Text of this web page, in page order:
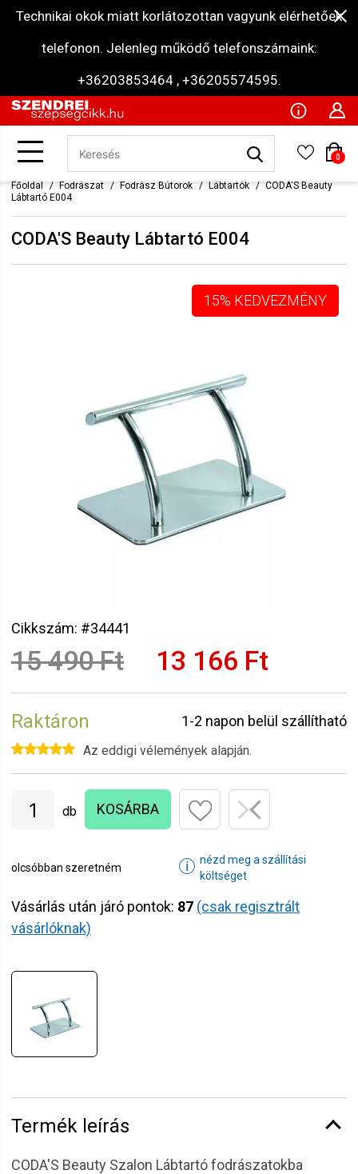
Technikai okok miatt korlátozottan vagyunk elérhetőek
telefonon. Jelenleg működő telefonszámaink:
+36203853464 , +36205574595.
0
Főoldal Fodrászat Fodrász Bútorok Lábtartók
CODA'S Beauty
Lábtartó E004
CODA'S Beauty Lábtartó E004
15% KEDVEZMÉNY
Cikkszám: #34441
15 490 Ft 13 166 Ft
Raktáron 1-2 napon belül szállítható
Az eddigi vélemények alapján.
db KOSÁRBA
olcsóbban szeretném ℹ
nézd meg a szállítási
költséget
Vásárlás után járó pontok: 87 (csak regisztrált
vásárlóknak)
Termék leírás
CODA'S Beauty Szalon Lábtartó fodrászatokba